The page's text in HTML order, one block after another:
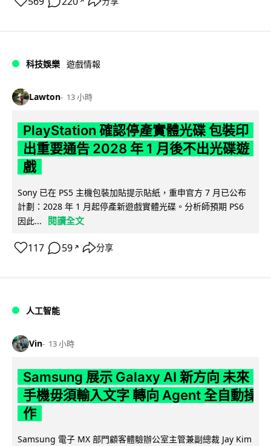
科技娛樂 遊戲情報
Lawton 13 小時
PlayStation 確認停產實體光碟 包裝印
出重要通告 2028 年 1 月後不出光碟遊
戲
Sony 已在 PS5 主機包裝加貼提示貼紙，重申官方 7 月已公布
計劃：2028 年 1 月起停產新遊戲實體光碟。分析師預期 PS6
因此...
閱讀全文
117 59 ↗ 分享
人工智能
Vin 13 小時
Samsung 展示 Galaxy AI 新方向 未來
手機毋須輸入文字 轉向 Agent 全自動操
作
Samsung 電子 MX 部門顧客體驗辦公室主管兼副總裁 Jay Kim